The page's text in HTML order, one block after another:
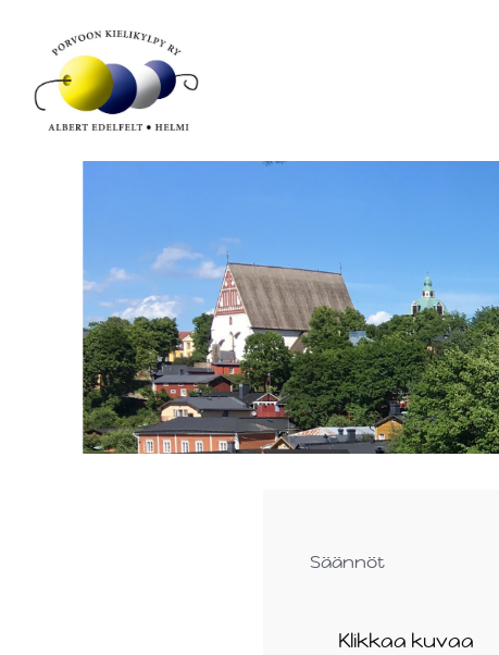
sivun
sisältöön
Porvoon Kielikylpy ry
Säännöt
Klikkaa kuvaa